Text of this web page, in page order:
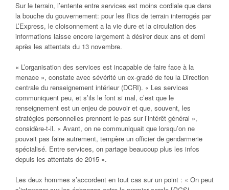
Sur le terrain, l’entente entre services est moins cordiale que dans
la bouche du gouvernement: pour les flics de terrain interrogés par
L’Express, le cloisonnement a la vie dure et la circulation des
informations laisse encore largement à désirer deux ans et demi
après les attentats du 13 novembre.
« L’organisation des services est incapable de faire face à la
menace », constate avec sévérité un ex-gradé de feu la Direction
centrale du renseignement intérieur (DCRI). « Les services
communiquent peu, et s’ils le font si mal, c’est que le
renseignement est un enjeu de pouvoir et que, souvent, les
stratégies personnelles prennent le pas sur l’intérêt général »,
considère-t-il. « Avant, on ne communiquait que lorsqu’on ne
pouvait pas faire autrement, tempère un officier de gendarmerie
spécialisé. Entre services, on partage beaucoup plus les infos
depuis les attentats de 2015 ».
Les deux hommes s’accordent en tout cas sur un point : « On peut